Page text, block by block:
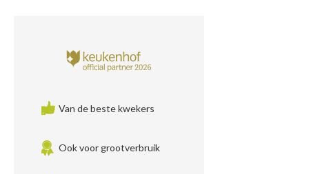
Van de beste kwekers
Ook voor grootverbruik